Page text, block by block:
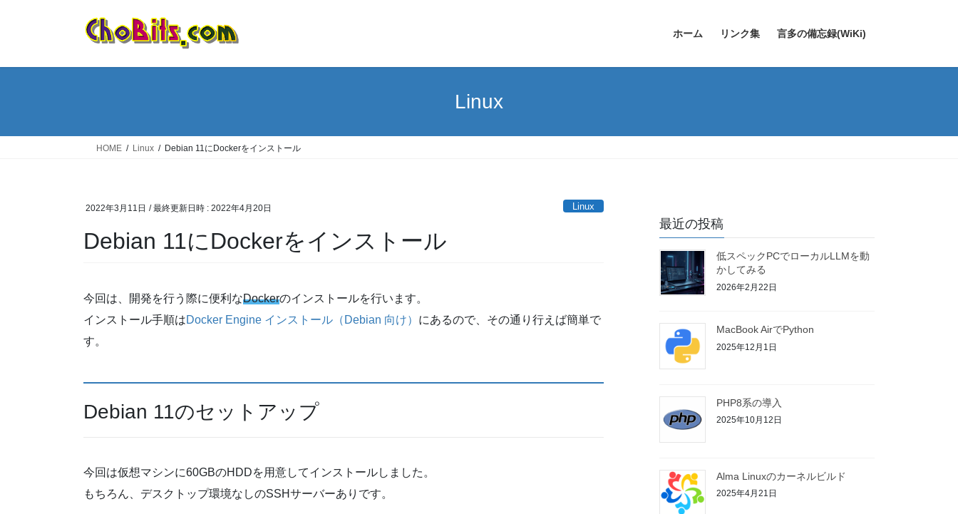
ホーム リンク集 言多の備忘録(WiKi)
Linux
HOME Linux Debian 11にDockerをインストール
2022年3月11日 / 最終更新日時 : 2022年4月20日 Linux
Debian 11にDockerをインストール
今回は、開発を行う際に便利なDockerのインストールを行います。
インストール手順はDocker Engine インストール（Debian 向け） にあるので、その通り行えば簡単で
す。
Debian 11のセットアップ
今回は仮想マシンに60GBのHDDを用意してインストールしました。
もちろん、デスクトップ環境なしのSSHサーバーありです。
最近の投稿
低スペックPCでローカルLLMを動
かしてみる
2026年2月22日
MacBook AirでPython
2025年12月1日
PHP8系の導入
2025年10月12日
Alma Linuxのカーネルビルド
2025年4月21日